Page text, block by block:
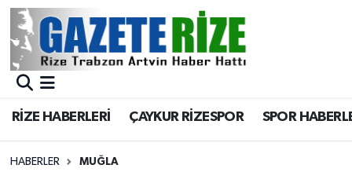
RİZE HABERLERİ ÇAYKUR RİZESPOR SPOR
HABERLER MUĞLA
BÖLGEMİZ
Asayiş
Merkez Nöbetçi Eczaneler
Merkez Trafik Yoğunluk Haritası